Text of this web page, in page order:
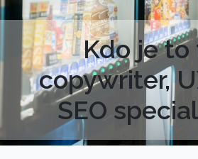
Kdo je to
copywriter,
SEO